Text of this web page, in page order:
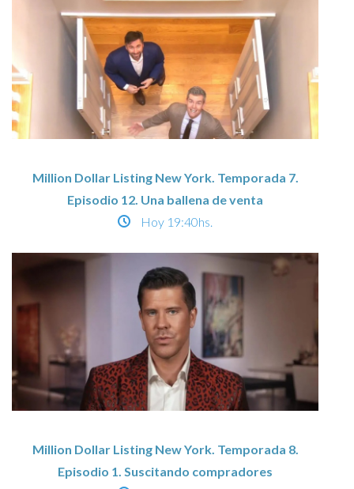
Million Dollar Listing New York. Temporada 7.
Episodio 12. Una ballena de venta
Hoy 19:40hs.
Million Dollar Listing New York. Temporada 8.
Episodio 1. Suscitando compradores